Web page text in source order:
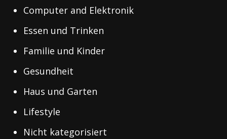
Computer and Elektronik
Essen und Trinken
Familie und Kinder
Gesundheit
Haus und Garten
Lifestyle
Nicht kategorisiert